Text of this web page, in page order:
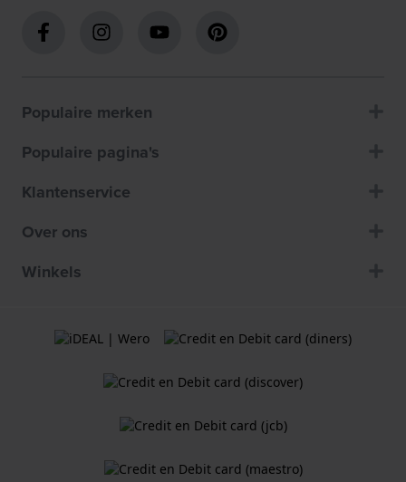
Populaire merken
Populaire pagina's
Klantenservice
Over ons
Winkels